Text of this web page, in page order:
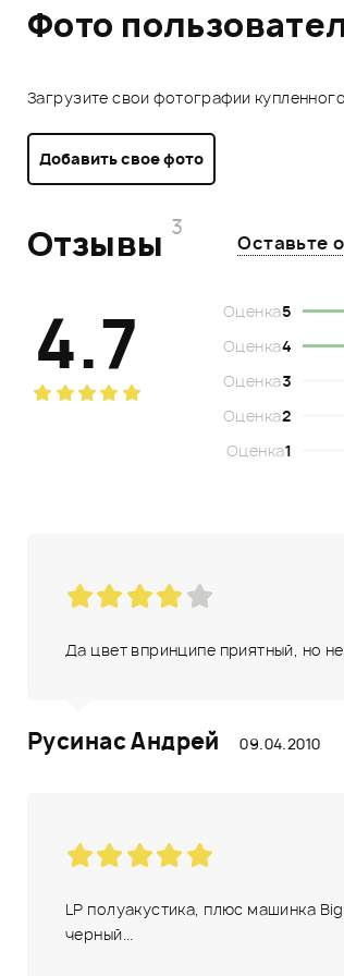
Фото
Загрузите свои фотографии
Добавить свое фото
Отзывы 3
Оставьте
4.7 Оценка5
Оценка4
Оценка3
Оценка2
Оценка1
Да цвет впринципе приятный, но
Русинас Андрей 09.04.2010
LP полуакустика, плюс машинка
черный...